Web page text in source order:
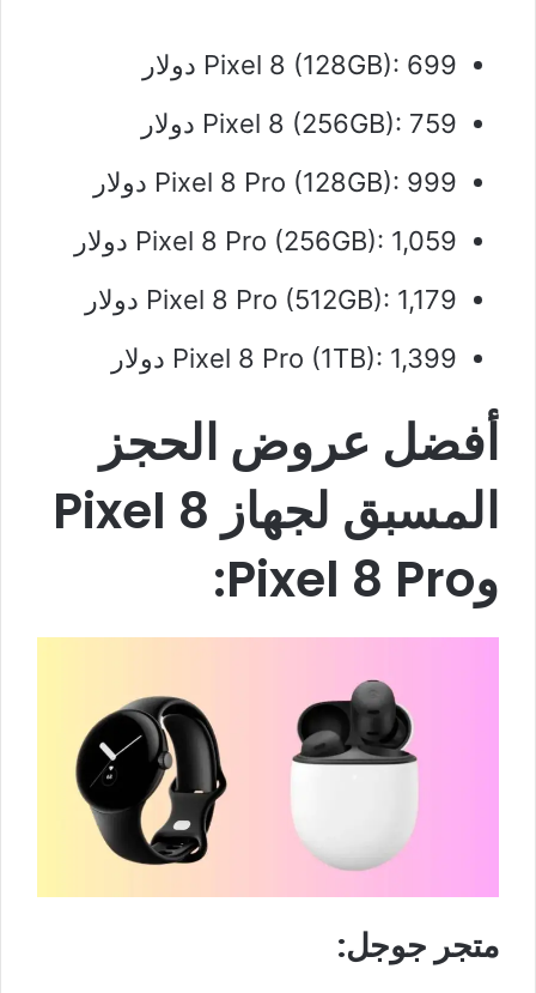
Pixel 8 (128GB): 699 دولار
Pixel 8 (256GB): 759 دولار
Pixel 8 Pro (128GB): 999 دولار
Pixel 8 Pro (256GB): 1,059 دولار
Pixel 8 Pro (512GB): 1,179 دولار
Pixel 8 Pro (1TB): 1,399 دولار
أفضل عروض الحجز
المسبق لجهاز Pixel 8
وPixel 8 Pro:
متجر جوجل: